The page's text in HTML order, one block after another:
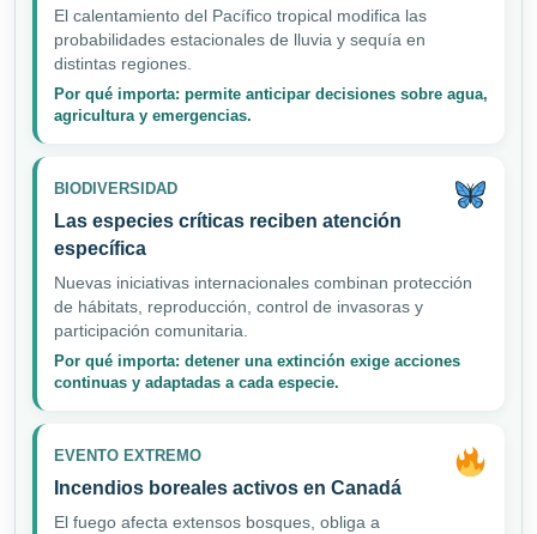
El calentamiento del Pacífico tropical modifica las
probabilidades estacionales de lluvia y sequía en
distintas regiones.
Por qué importa: permite anticipar decisiones sobre agua,
agricultura y emergencias.
BIODIVERSIDAD
Las especies críticas reciben atención
específica
Nuevas iniciativas internacionales combinan protección
de hábitats, reproducción, control de invasoras y
participación comunitaria.
Por qué importa: detener una extinción exige acciones
continuas y adaptadas a cada especie.
EVENTO EXTREMO
Incendios boreales activos en Canadá
El fuego afecta extensos bosques, obliga a